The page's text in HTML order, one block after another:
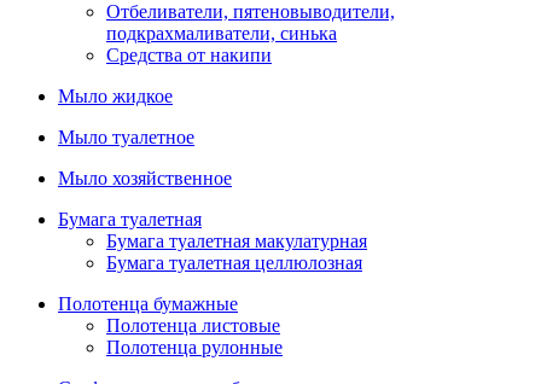
Отбеливатели, пятеновыводители,
подкрахмаливатели, синька
Средства от накипи
Мыло жидкое
Мыло туалетное
Мыло хозяйственное
Бумага туалетная
Бумага туалетная макулатурная
Бумага туалетная целлюлозная
Полотенца бумажные
Полотенца листовые
Полотенца рулонные